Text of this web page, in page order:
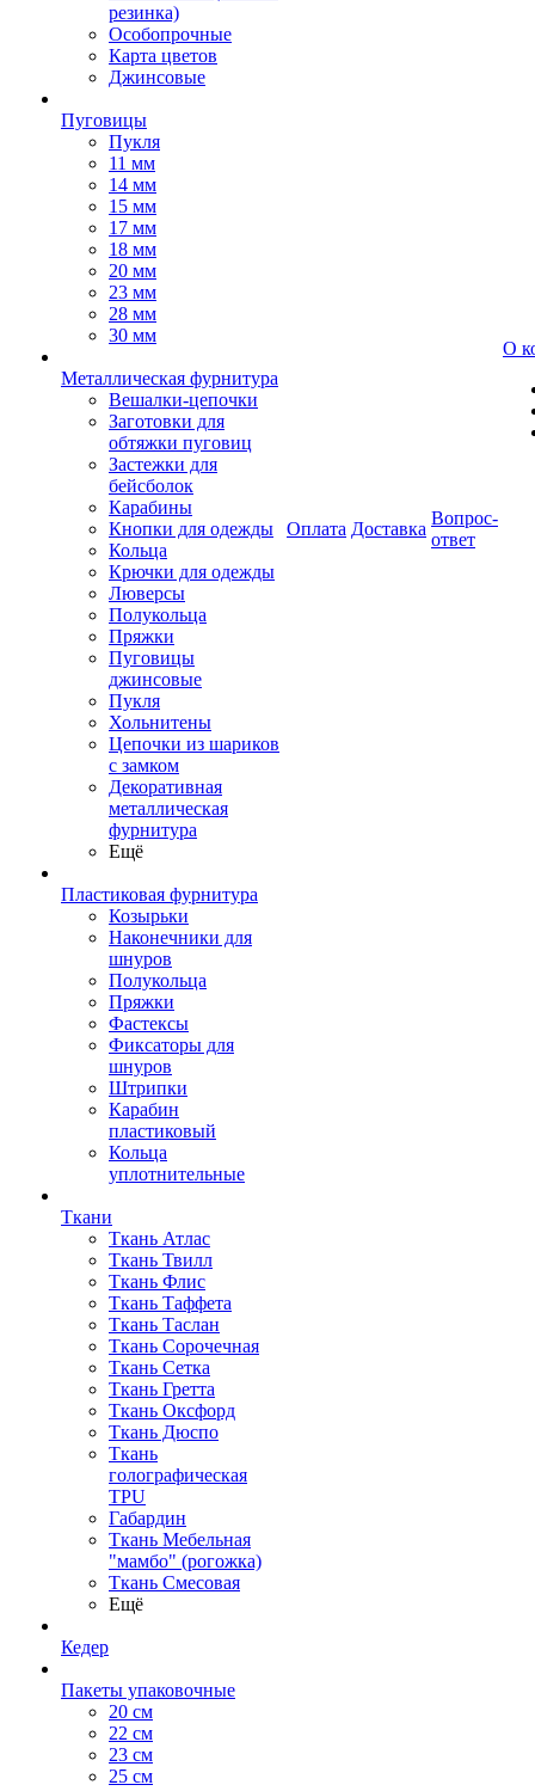
резинка)
Особопрочные
Карта цветов
Джинсовые
Пуговицы
Пукля
11 мм
14 мм
15 мм
17 мм
18 мм
20 мм
23 мм
28 мм
30 мм
Металлическая фурнитура
Вешалки-цепочки
Заготовки для
обтяжки пуговиц
Застежки для
бейсболок
Карабины
Кнопки для одежды
Кольца
Крючки для одежды
Люверсы
Полукольца
Пряжки
Пуговицы
джинсовые
Пукля
Хольнитены
Цепочки из шариков
с замком
Декоративная
металлическая
фурнитура
Ещё
Пластиковая фурнитура
Козырьки
Наконечники для
шнуров
Полукольца
Пряжки
Фастексы
Фиксаторы для
шнуров
Штрипки
Карабин
пластиковый
Кольца
уплотнительные
Ткани
Ткань Атлас
Ткань Твилл
Ткань Флис
Ткань Таффета
Ткань Таслан
Ткань Сорочечная
Ткань Сетка
Ткань Гретта
Ткань Оксфорд
Ткань Дюспо
Ткань
голографическая
TPU
Габардин
Ткань Мебельная
"мамбо" (рогожка)
Ткань Смесовая
Ещё
Кедер
Пакеты упаковочные
20 см
22 см
23 см
25 см
Оплата Доставка
Вопрос-
ответ
О